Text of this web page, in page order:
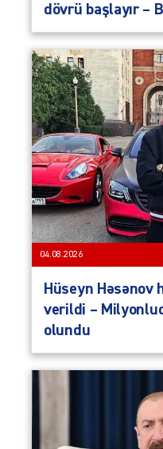
dövrü başlayır –
04.08.2026
Hüseyn Həsənov
verildi –
olundu